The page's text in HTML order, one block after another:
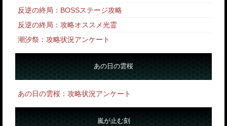
反逆の終局：BOSSステージ攻略
反逆の終局：攻略オススメ光霊
潮汐祭：攻略状況アンケート
あの日の雲桜
あの日の雲桜：攻略状況アンケート
嵐が止む刻